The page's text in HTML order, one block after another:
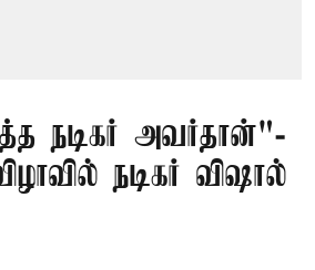
நடிகர் அவர்தான்"-
நடிகர் விஷால்